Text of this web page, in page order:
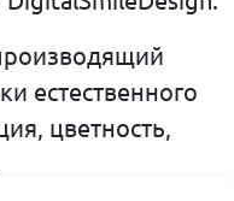
естественного
цветность,